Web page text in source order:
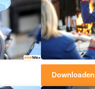
Downloaden